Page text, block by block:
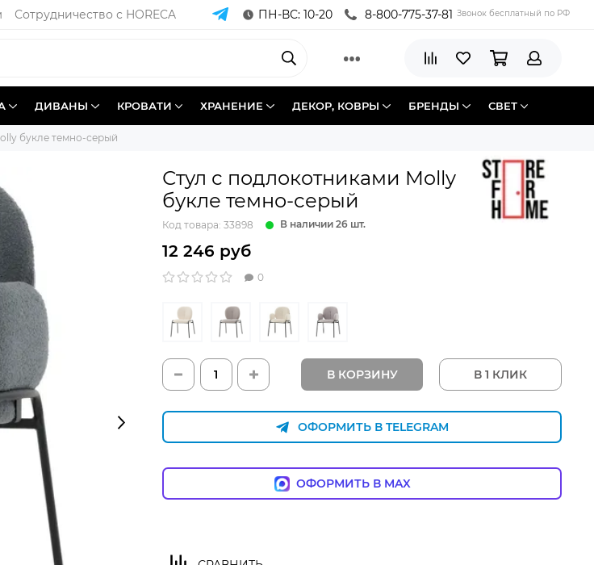
Сотрудничество с HORECA ПН-ВС: 10-20 8-800-775-37-81 Звонок бесплатный по РФ
ДИВАНЫ КРОВАТИ ХРАНЕНИЕ ДЕКОР, КОВРЫ БРЕНДЫ СВЕТ
букле темно-серый
Стул с подлокотниками Molly
букле темно-серый
Код товара: 33898 В наличии 26 шт.
12 246 руб
0
В КОРЗИНУ В 1 КЛИК
ОФОРМИТЬ В TELEGRAM
ОФОРМИТЬ В MAX